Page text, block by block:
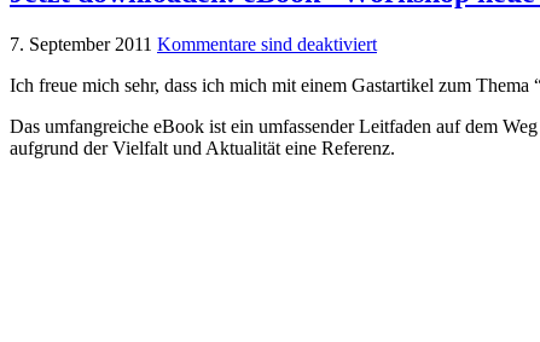
7. September 2011 Kommentare sind deaktiviert
Ich freue mich sehr, dass ich mich mit einem Gastartikel zum
Das umfangreiche eBook ist ein umfassender Leitfaden auf dem
aufgrund der Vielfalt und Aktualität eine Referenz.